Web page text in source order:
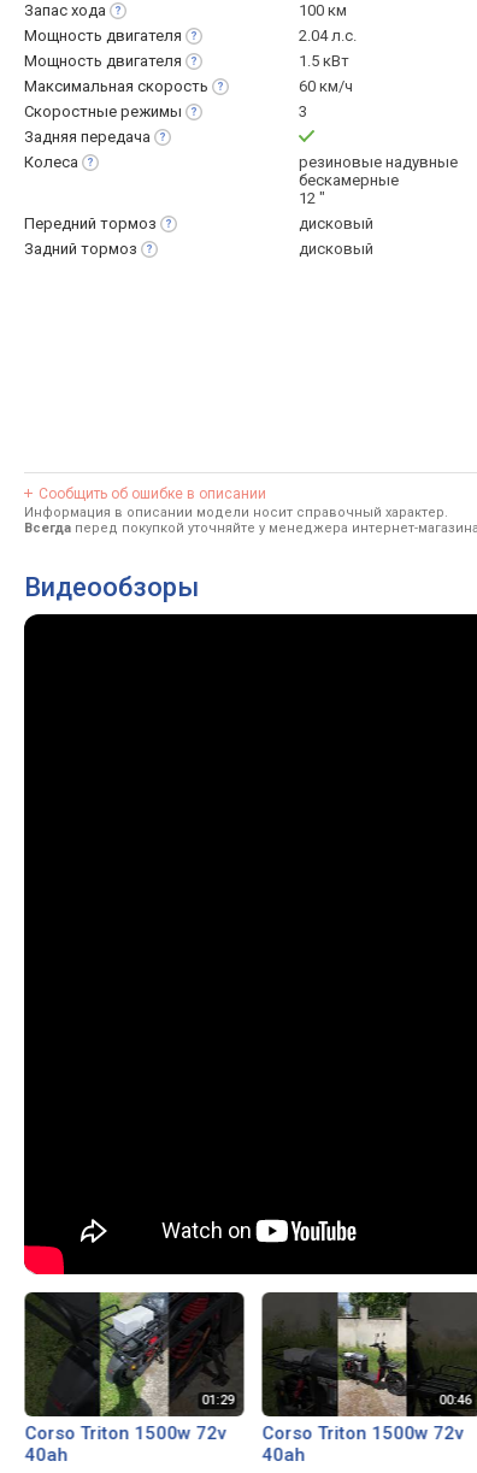
Запас хода
100 км
Мощность двигателя
2.04 л.с.
Мощность двигателя
1.5 кВт
Максимальная скорость
60 км/ч
Скоростные режимы
3
Задняя передача
Колеса
резиновые надувные
бескамерные
12 "
Передний тормоз
дисковый
Задний тормоз дисковый
Сообщить об ошибке в описании
Информация в описании модели носит справочный характер.
Всегда перед покупкой уточняйте у менеджера интернет-
Видеообзоры
Corso Triton 1500w 72v
40ah
Corso Triton 1500w 72v
40ah